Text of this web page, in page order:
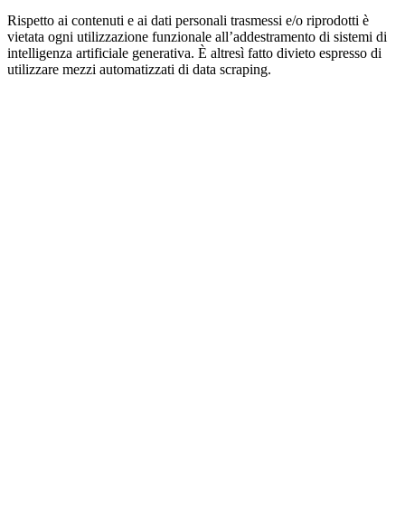
Rispetto ai contenuti e ai dati personali trasmessi e/o riprodotti è
vietata ogni utilizzazione funzionale all’addestramento di sistemi di
intelligenza artificiale generativa. È altresì fatto divieto espresso di
utilizzare mezzi automatizzati di data scraping.